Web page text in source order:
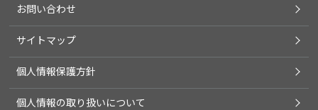
お問い合わせ
サイトマップ
個人情報保護方針
個人情報の取り扱いについて